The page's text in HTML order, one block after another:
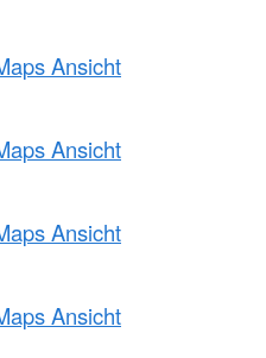
Ansicht
Ansicht
Ansicht
Ansicht